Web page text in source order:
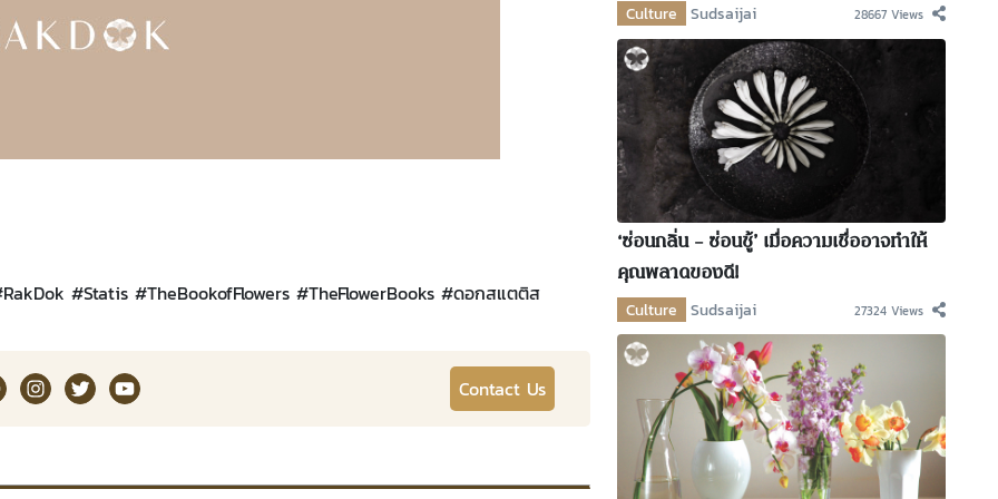
RakDok #Statis #TheBookofFlowers #TheFlowerBooks #ดอกสแตติส
Channel Facebook
RakDok Channel Instagram
RakDok Twitter
Rakdok Channel Youtube Contact Us
Culture Sudsaijai 28667 Views
‘ซ่อนกลิ่น – ซ่อนชู้’ เมื่อความเชื่ออาจทำให้
คุณพลาดของดี!
Culture Sudsaijai 27324 Views